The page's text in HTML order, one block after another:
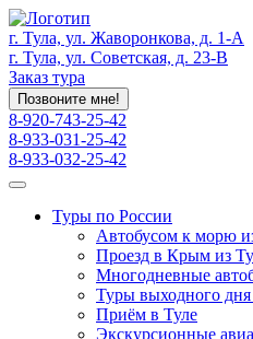
г. Тула, ул. Жаворонкова, д. 1-А
г. Тула, ул. Советская, д. 23-В
Заказ тура
Позвоните мне!
8-920-743-25-42
8-933-031-25-42
8-933-032-25-42
Туры по России
Автобусом к морю
Проезд в Крым из
Многодневные
Туры выходного
Приём в Туле
Экскурсионные